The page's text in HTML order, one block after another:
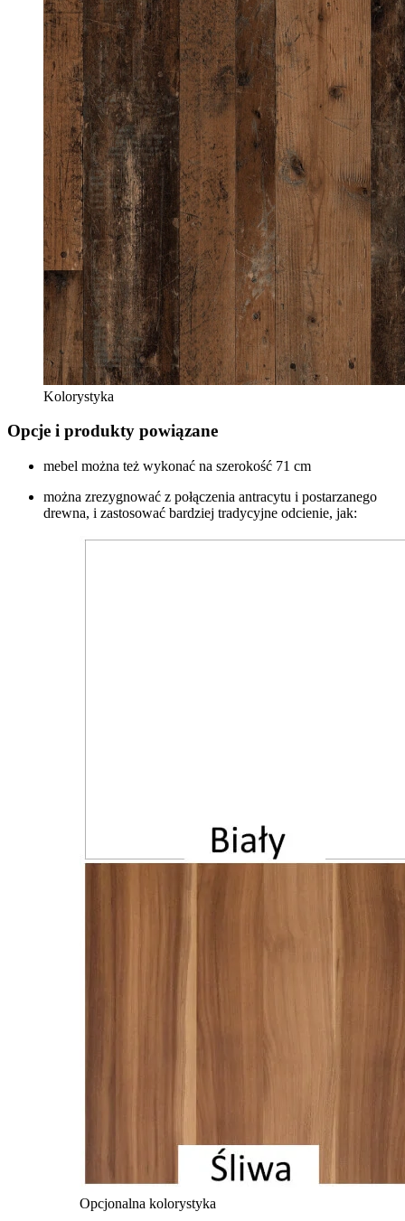
Kolorystyka
Opcje i produkty powiązane
mebel można też wykonać na szerokość 71 cm
można zrezygnować z połączenia antracytu i postarzanego
drewna, i zastosować bardziej tradycyjne odcienie, jak:
Opcjonalna kolorystyka